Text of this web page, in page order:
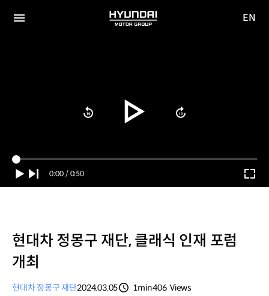
HYUNDAI
EN
Current
Time
0:00 / Duration
0:50
현대차 정몽구 재단, 클래식 인재 포럼
개최
현대차 정몽구 재단2024.03.05
1min406 Views